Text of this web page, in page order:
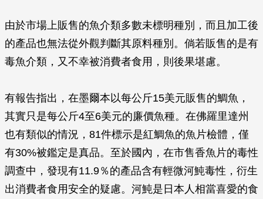
由於市場上販售的魚介類多數未標明種別，而且加工後
的產品也無法從外觀判斷其原料種別。倘若販售的是有
毒魚介類，又不幸被消費者食用，則後果堪慮。
有報告指出，在墨爾本以每公斤15美元販售的鯛魚，
其實只是每公斤4至6美元的廉價魚種。在佛羅里達州
也有類似的情況，81件標示是紅鯛魚的魚片檢體，僅
有30%被鑑定是真品。至於國內，在市售香魚片的毒性
調查中，發現有11.9％的產品含有輕微河魨毒性，衍生
出消費者食用安全的疑慮。河魨是日本人相當喜愛的食